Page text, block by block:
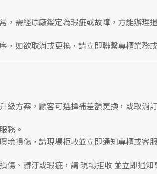
，需經原廠鑑定為瑕疵或故障，方能辦理
，如欲取消或更換，請立即聯繫專櫃業務或
級方案 ，顧客可選擇補差額更換，或取消
務。
境損傷，請現場拒收並立即通知專櫃或客
損傷、髒汙或瑕疵 ，請 現場拒收 並立即通知